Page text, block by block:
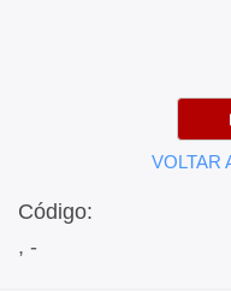
VOLTAR
Código:
, -